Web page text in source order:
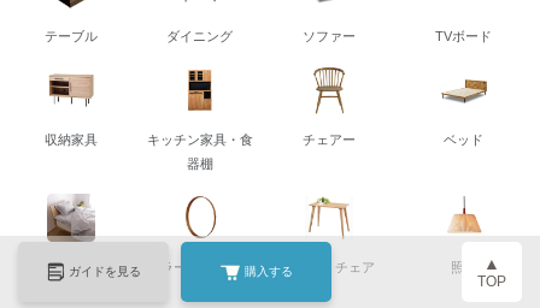
ガイドを見る 購入する ▲
TOP
テーブル ダイニング ソファー TVボード
収納家具
キッチン家具・食
器棚
チェアー ベッド
寝具
ミラー・ドレッサ
デスク・チェア 照明